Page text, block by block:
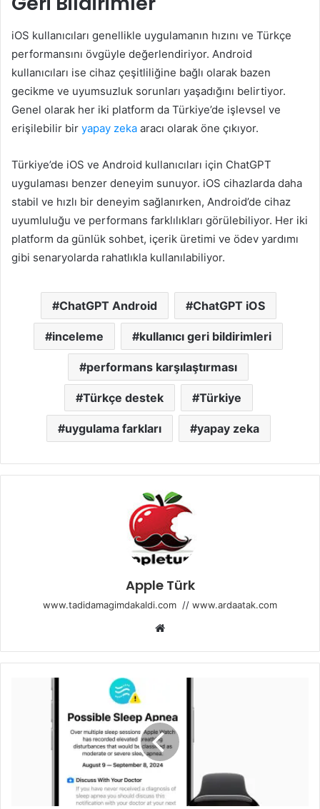
iOS kullanıcıları genellikle uygulamanın hızını ve Türkçe
performansını övgüyle değerlendiriyor. Android
kullanıcıları ise cihaz çeşitliliğine bağlı olarak bazen
gecikme ve uyumsuzluk sorunları yaşadığını belirtiyor.
Genel olarak her iki platform da Türkiye’de işlevsel ve
erişilebilir bir yapay zeka aracı olarak öne çıkıyor.
Türkiye’de iOS ve Android kullanıcıları için ChatGPT
uygulaması benzer deneyim sunuyor. iOS cihazlarda daha
stabil ve hızlı bir deneyim sağlanırken, Android’de cihaz
uyumluluğu ve performans farklılıkları görülebiliyor. Her iki
platform da günlük sohbet, içerik üretimi ve ödev yardımı
gibi senaryolarda rahatlıkla kullanılabiliyor.
ChatGPT Android ChatGPT iOS
inceleme kullanıcı geri bildirimleri
performans karşılaştırması
Türkçe destek Türkiye
uygulama farkları yapay zeka
Apple Türk
www.tadidamagimdakaldi.com // www.ardaatak.com
Web